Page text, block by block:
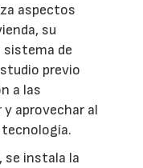
aspectos
su
sistema de
previo
a las
y aprovechar al
se instala la